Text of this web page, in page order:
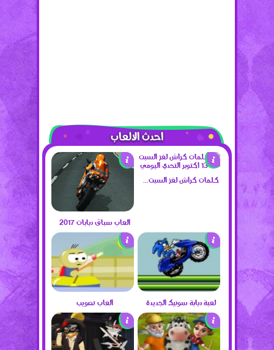
احدث الالعاب
كلمات كراش لغز السبت 13 اكتوبر التحدي اليومي
العاب سباق دبابات 2017
لعبة دبابة سونيك الجديدة العاب تصويب